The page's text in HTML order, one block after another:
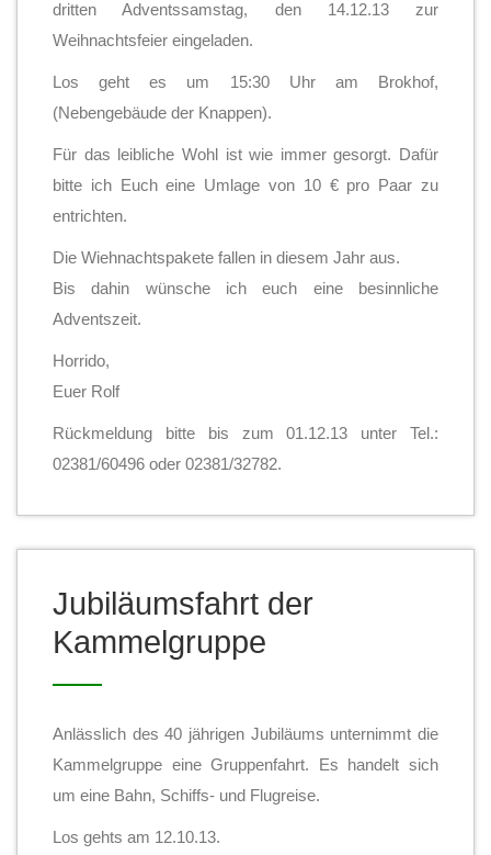
dritten Adventssamstag, den 14.12.13 zur
Weihnachtsfeier eingeladen.
Los geht es um 15:30 Uhr am Brokhof,
(Nebengebäude der Knappen).
Für das leibliche Wohl ist wie immer gesorgt. Dafür
bitte ich Euch eine Umlage von 10 € pro Paar zu
entrichten.
Die Wiehnachtspakete fallen in diesem Jahr aus.
Bis dahin wünsche ich euch eine besinnliche
Adventszeit.
Horrido,
Euer Rolf
Rückmeldung bitte bis zum 01.12.13 unter Tel.:
02381/60496 oder 02381/32782.
Jubiläumsfahrt der
Kammelgruppe
Anlässlich des 40 jährigen Jubiläums unternimmt die
Kammelgruppe eine Gruppenfahrt. Es handelt sich
um eine Bahn, Schiffs- und Flugreise.
Los gehts am 12.10.13.